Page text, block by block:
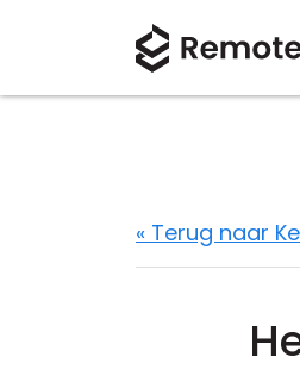
« Terug naar